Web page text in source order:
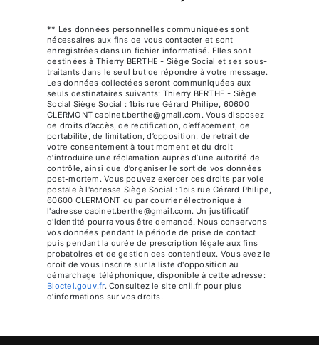
** Les données personnelles communiquées sont
nécessaires aux fins de vous contacter et sont
enregistrées dans un fichier informatisé. Elles sont
destinées à Thierry BERTHE - Siège Social et ses sous-
traitants dans le seul but de répondre à votre message.
Les données collectées seront communiquées aux
seuls destinataires suivants: Thierry BERTHE - Siège
Social Siège Social : 1bis rue Gérard Philipe, 60600
CLERMONT cabinet.berthe@gmail.com. Vous disposez
de droits d’accès, de rectification, d’effacement, de
portabilité, de limitation, d’opposition, de retrait de
votre consentement à tout moment et du droit
d’introduire une réclamation auprès d’une autorité de
contrôle, ainsi que d’organiser le sort de vos données
post-mortem. Vous pouvez exercer ces droits par voie
postale à l'adresse Siège Social : 1bis rue Gérard Philipe,
60600 CLERMONT ou par courrier électronique à
l'adresse cabinet.berthe@gmail.com. Un justificatif
d'identité pourra vous être demandé. Nous conservons
vos données pendant la période de prise de contact
puis pendant la durée de prescription légale aux fins
probatoires et de gestion des contentieux. Vous avez le
droit de vous inscrire sur la liste d'opposition au
démarchage téléphonique, disponible à cette adresse:
Bloctel.gouv.fr. Consultez le site cnil.fr pour plus
d’informations sur vos droits.